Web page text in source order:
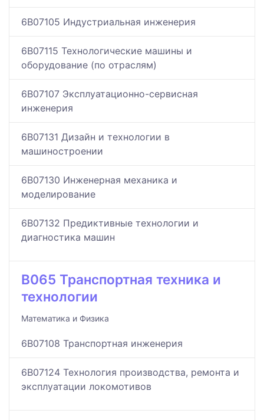
6B07105 Индустриальная инженерия
6B07115 Технологические машины и
оборудование (по отраслям)
6B07107 Эксплуатационно-сервисная
инженерия
6B07131 Дизайн и технологии в
машиностроении
6B07130 Инженерная механика и
моделирование
6B07132 Предиктивные технологии и
диагностика машин
B065 Транспортная техника и
технологии
Математика и Физика
6B07108 Транспортная инженерия
6B07124 Технология производства, ремонта и
эксплуатации локомотивов